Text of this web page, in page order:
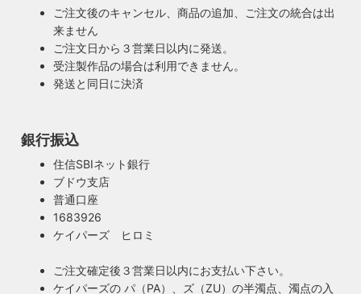
暮らしを照らす名脇役・こだわりのヴィンテー
ジスタイル
計がダサいとイマイチ決まらない。住宅や店舗も同じく照明
がダサいだけでせっかくの良い建築やインテリアも台無しで
安心のPSE適合照明・電気用品安全法の遵守
ハイロミドットコムで販売する照明は１点残らずPSE検査に
合格した照明です。製造後や出荷前に検査を行うため、当店
の古い照明も安心してお使い頂けます。当店は製造事業者と
して近畿経済産業局へ特定電気用品以外の電気用品の製造事
ご注文後のキャンセル、商品の追加、ご注文の統合は出
来ません
ご注文日から３営業日以内に発送。
受注製作品の場合は利用できません。
発送と同日に決済
銀行振込
住信SBIネット銀行
ブドウ支店
普通口座
1683926
ケイパーズ ヒロミ
ご注文確定後３営業日以内にお支払い下さい。
ケイパーズの パ（PA）、ズ（ZU）の半濁点、濁点の入